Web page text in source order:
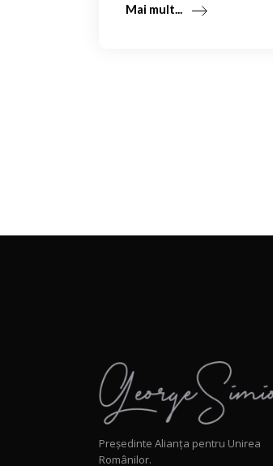
Mai mult...
Președinte Alianța pentru Unirea
Românilor.